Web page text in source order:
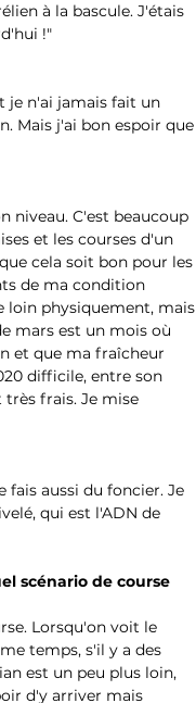
à la bascule. J'étais
!"
je n'ai jamais fait un
Mais j'ai bon espoir que
niveau. C'est beaucoup
et les courses d'un
cela soit bon pour les
de ma condition
loin physiquement, mais
mars est un mois où
et que ma fraîcheur
difficile, entre son
très frais. Je mise
fais aussi du foncier. Je
qui est l'ADN de
scénario de course
Lorsqu'on voit le
temps, s'il y a des
est un peu plus loin,
d'y arriver mais